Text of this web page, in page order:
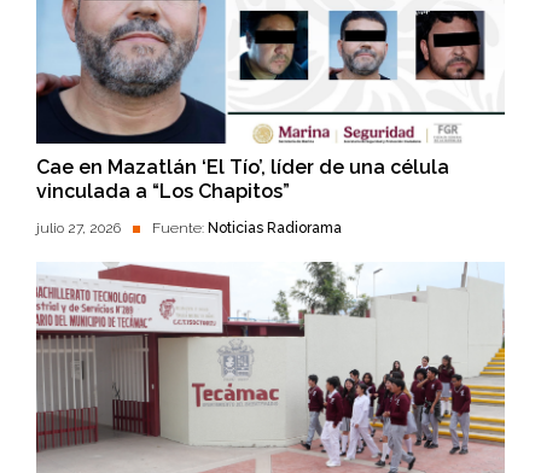
Cae en Mazatlán ‘El Tío’, líder de una célula
vinculada a “Los Chapitos”
julio 27, 2026 Fuente: Noticias Radiorama